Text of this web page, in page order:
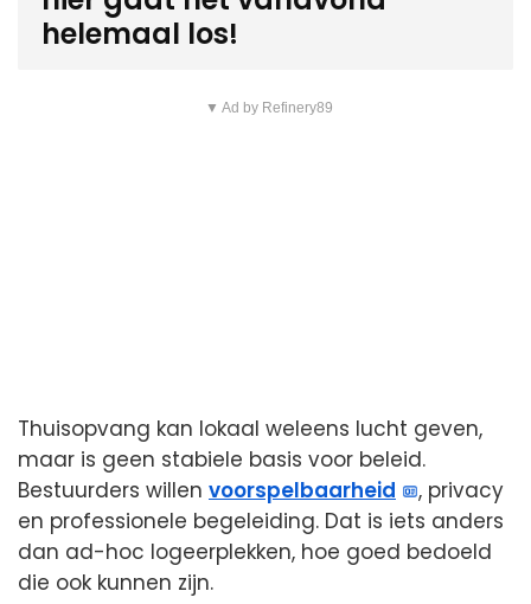
helemaal los!
▼ Ad by Refinery89
Thuisopvang kan lokaal weleens lucht geven,
maar is geen stabiele basis voor beleid.
Bestuurders willen voorspelbaarheid
, privacy
en professionele begeleiding. Dat is iets anders
dan ad-hoc logeerplekken, hoe goed bedoeld
die ook kunnen zijn.